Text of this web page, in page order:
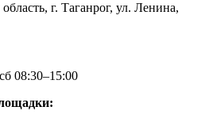
г. Таганрог, ул. Ленина,
08:30–15:00